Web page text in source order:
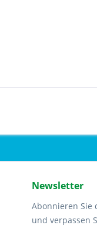
Newsletter
Abonnieren Sie
und verpassen